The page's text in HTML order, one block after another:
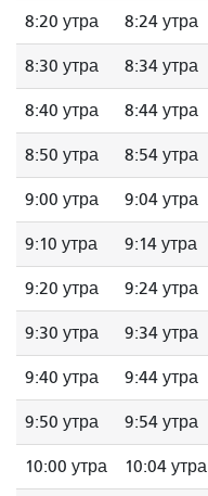
8:20 утра 8:24 утра
8:30 утра 8:34 утра
8:40 утра 8:44 утра
8:50 утра 8:54 утра
9:00 утра 9:04 утра
9:10 утра 9:14 утра
9:20 утра 9:24 утра
9:30 утра 9:34 утра
9:40 утра 9:44 утра
9:50 утра 9:54 утра
10:00 утра 10:04 утра